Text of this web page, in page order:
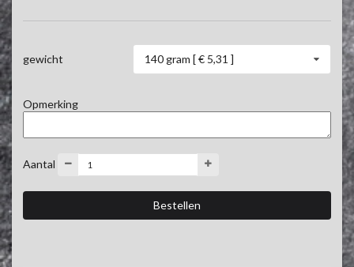
gewicht 140 gram [ € 5,31 ]
Opmerking
Aantal